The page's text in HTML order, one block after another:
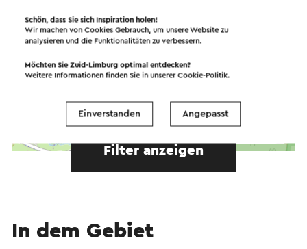
Starten Sie die Route
Filter anzeigen
In dem Gebiet
Schön, dass Sie sich Inspiration holen!
Wir machen von Cookies Gebrauch, um unsere Website zu
analysieren und die Funktionalitäten zu verbessern.
Möchten Sie Zuid-Limburg optimal entdecken?
Weitere Informationen finden Sie in unsererCookie-Politik.
Einverstanden Angepasst